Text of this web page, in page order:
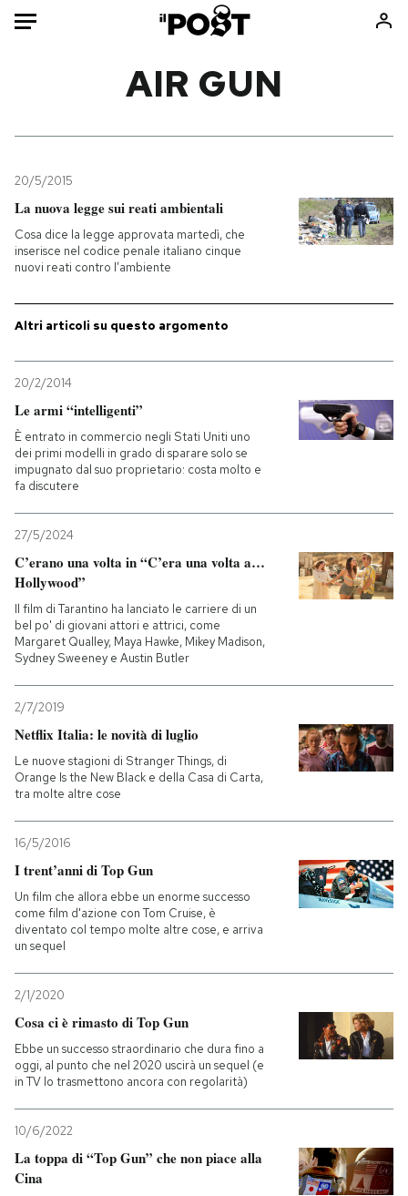
Mondo
Politica
Tecnologia
Internet
Sport
Consumismi
Storie/Idee
Ok Boomer!
Mondiali calcio 2026
PODCAST
I MIEI PREFERITI
SHOP
CALENDARIO
AREA PERSONALE
Entra
AIR GUN
20/5/2015
La nuova legge sui reati ambientali
Cosa dice la legge approvata martedì, che
inserisce nel codice penale italiano cinque
nuovi reati contro l’ambiente
Altri articoli su questo argomento
20/2/2014
Le armi “intelligenti”
È entrato in commercio negli Stati Uniti uno
dei primi modelli in grado di sparare solo se
impugnato dal suo proprietario: costa molto e
fa discutere
27/5/2024
C’erano una volta in “C’era una volta a…
Hollywood”
Il film di Tarantino ha lanciato le carriere di un
bel po' di giovani attori e attrici, come
Margaret Qualley, Maya Hawke, Mikey Madison,
Sydney Sweeney e Austin Butler
2/7/2019
Netflix Italia: le novità di luglio
Le nuove stagioni di Stranger Things, di
Orange Is the New Black e della Casa di Carta,
tra molte altre cose
16/5/2016
I trent’anni di Top Gun
Un film che allora ebbe un enorme successo
come film d'azione con Tom Cruise, è
diventato col tempo molte altre cose, e arriva
un sequel
2/1/2020
Cosa ci è rimasto di Top Gun
Ebbe un successo straordinario che dura fino a
oggi, al punto che nel 2020 uscirà un sequel (e
in TV lo trasmettono ancora con regolarità)
10/6/2022
La toppa di “Top Gun” che non piace alla
Cina